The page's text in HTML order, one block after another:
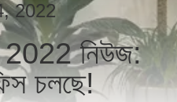
2022
2022 নিউজ:
চলছে!